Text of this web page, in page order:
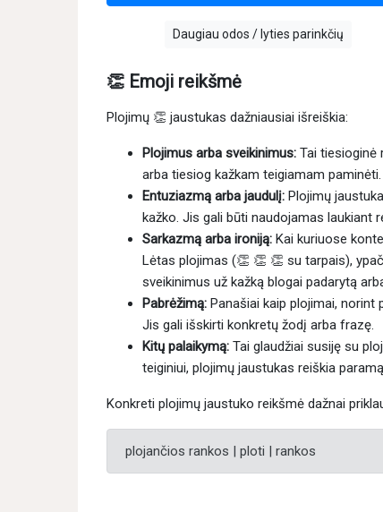
Daugiau odos / lyties parinkčių
👏 Emoji reikšmė
Plojimų 👏 jaustukas dažniausiai išreiškia:
Plojimus arba sveikinimus: Tai tiesioginė
arba tiesiog kažkam teigiamam
Entuziazmą arba jaudulį: Plojimų
kažko. Jis gali būti naudojamas laukiant
Sarkazmą arba ironiją: Kai kuriuose
Lėtas plojimas (👏 👏 👏 su tarpais),
sveikinimus už kažką blogai padarytą
Pabrėžimą: Panašiai kaip plojimai, norint
Jis gali išskirti konkretų žodį arba frazę.
Kitų palaikymą: Tai glaudžiai susiję su
teiginiui, plojimų jaustukas reiškia
Konkreti plojimų jaustuko reikšmė dažnai
plojančios rankos | ploti | rankos